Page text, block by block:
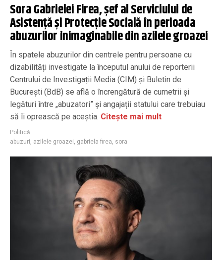
Sora Gabrielei Firea, șef al Serviciului de
Asistență și Protecție Socială în perioada
abuzurilor inimaginabile din azilele groazei
În spatele abuzurilor din centrele pentru persoane cu
dizabilități investigate la începutul anului de reporterii
Centrului de Investigații Media (CIM) și Buletin de
București (BdB) se află o încrengătură de cumetrii și
legături între „abuzatori” și angajații statului care trebuiau
să îi oprească pe aceștia. Citește mai mult
Politică
abuzuri, azilele groazei, gabriela firea, sora